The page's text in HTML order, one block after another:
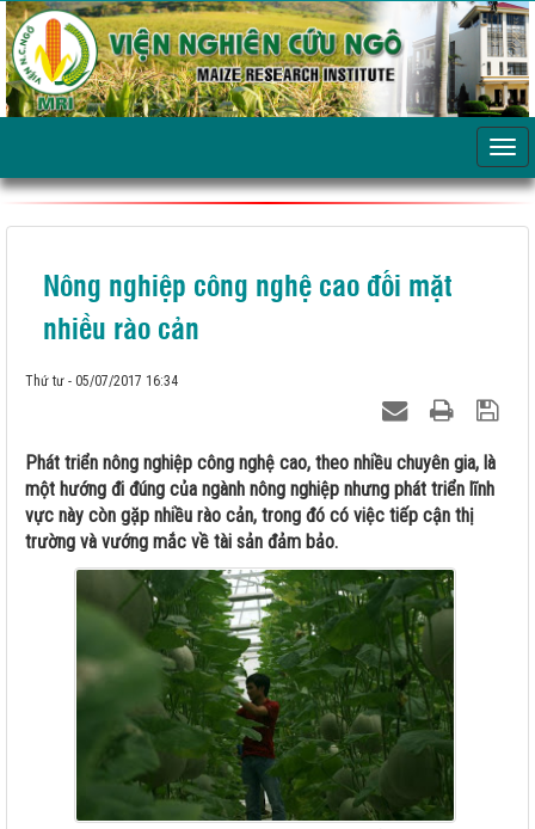
Nông nghiệp công nghệ cao đối mặt
nhiều rào cản
Thứ tư - 05/07/2017 16:34
Phát triển nông nghiệp công nghệ cao, theo nhiều chuyên gia, là
một hướng đi đúng của ngành nông nghiệp nhưng phát triển lĩnh
vực này còn gặp nhiều rào cản, trong đó có việc tiếp cận thị
trường và vướng mắc về tài sản đảm bảo.